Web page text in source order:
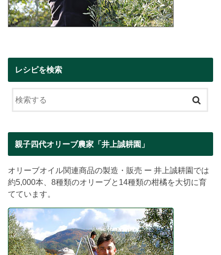
レシピを検索
親子四代オリーブ農家「井上誠耕園」
オリーブオイル関連商品の製造・販売 ー 井上誠耕園では
約5,000本、8種類のオリーブと14種類の柑橘を大切に育
てています。